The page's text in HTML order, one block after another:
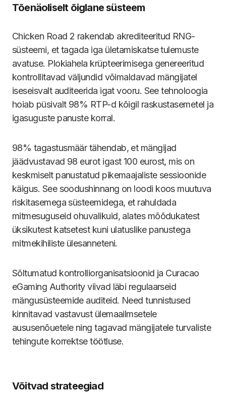
Tõenäoliselt õiglane süsteem
Chicken Road 2 rakendab akrediteeritud RNG-
süsteemi, et tagada iga ületamiskatse tulemuste
avatuse. Plokiahela krüpteerimisega genereeritud
kontrollitavad väljundid võimaldavad mängijatel
iseseisvalt auditeerida igat vooru. See tehnoloogia
hoiab püsivalt 98% RTP-d kõigil raskustasemetel ja
igasuguste panuste korral.
98% tagastusmäär tähendab, et mängijad
jäädvustavad 98 eurot igast 100 eurost, mis on
keskmiselt panustatud pikemaajaliste sessioonide
käigus. See soodushinnang on loodi koos muutuva
riskitasemega süsteemidega, et rahuldada
mitmesuguseid ohuvalikuid, alates mõõdukatest
üksikutest katsetest kuni ulatuslike panustega
mitmekihiliste ülesanneteni.
Sõltumatud kontrolliorganisatsioonid ja Curacao
eGaming Authority viivad läbi regulaarseid
mängusüsteemide auditeid. Need tunnistused
kinnitavad vastavust ülemaailmsetele
aususenõuetele ning tagavad mängijatele turvaliste
tehingute korrektse töötluse.
Võitvad strateegiad